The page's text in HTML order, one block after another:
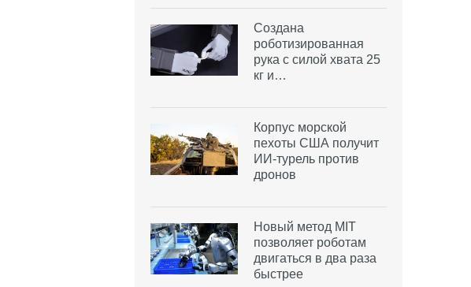
Создана
роботизированная
рука с силой хвата 25
кг и…
Корпус морской
пехоты США получит
ИИ-турель против
дронов
Новый метод MIT
позволяет роботам
двигаться в два раза
быстрее